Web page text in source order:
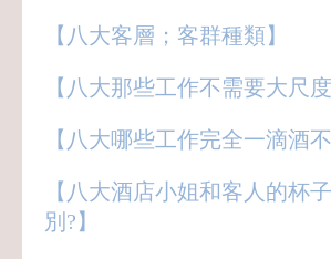
【八大客層；客群種類】
【八大那些工作不需要大尺度
【八大哪些工作完全一滴酒不
【八大酒店小姐和客人的杯
別?】